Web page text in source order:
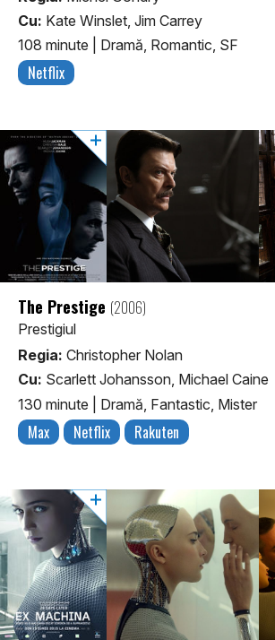
Cu: Kate Winslet, Jim Carrey
108 minute
Dramă, Romantic, SF
Netflix
The Prestige (2006)
Prestigiul
Regia: Christopher Nolan
Cu: Scarlett Johansson, Michael Caine
130 minute
Dramă, Fantastic, Mister
Max Netflix Rakuten